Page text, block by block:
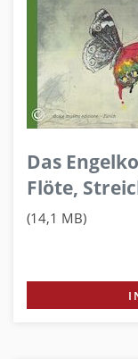
Das
Flöte,
(14,1 MB)